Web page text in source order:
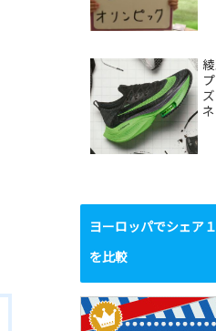
ヨーロッパでシェア
を比較